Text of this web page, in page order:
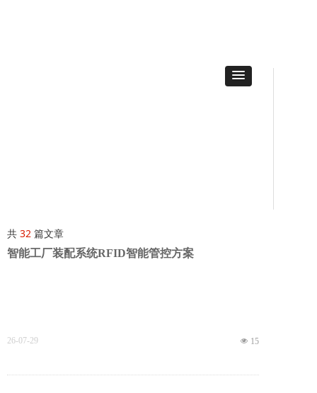
共 32 篇文章
智能工厂装配系统RFID智能管控方案
넶 15
26-07-29